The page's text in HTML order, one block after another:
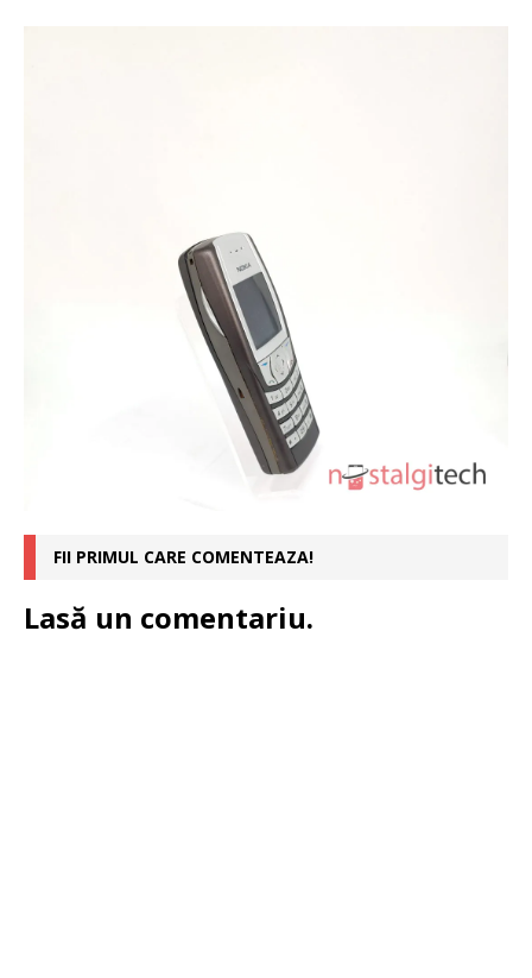
FII PRIMUL CARE COMENTEAZA!
Lasă un comentariu.